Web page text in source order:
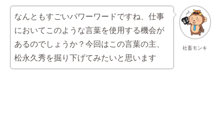
社畜モンキ
なんともすごいパワーワードですね、仕事
においてこのような言葉を使用する機会が
あるのでしょうか？今回はこの言葉の主、
松永久秀を掘り下げてみたいと思います